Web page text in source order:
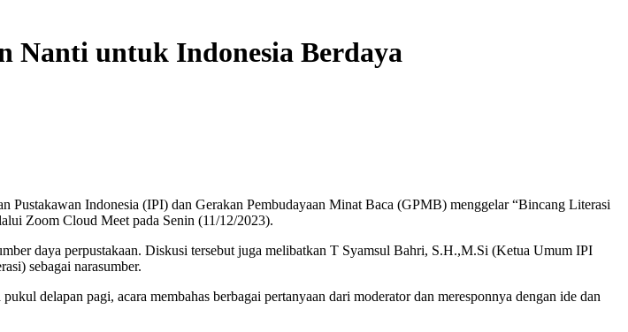
Nanti untuk Indonesia Berdaya
Pustakawan Indonesia (IPI) dan Gerakan Pembudayaan Minat Baca (GPMB) menggelar “Bincang Literasi
Zoom Cloud Meet pada Senin (11/12/2023).
daya perpustakaan. Diskusi tersebut juga melibatkan T Syamsul Bahri, S.H.,M.Si (Ketua Umum IPI
sebagai narasumber.
delapan pagi, acara membahas berbagai pertanyaan dari moderator dan meresponnya dengan ide dan